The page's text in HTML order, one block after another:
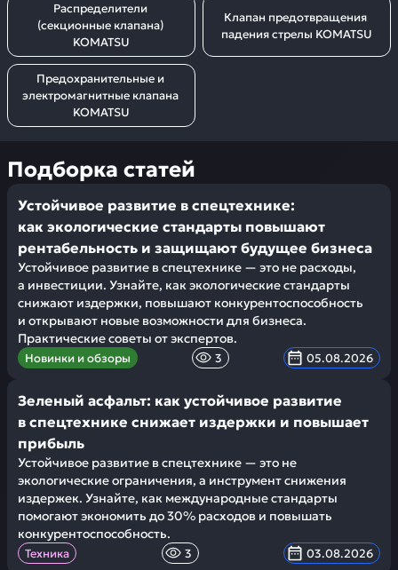
Распределители
(секционные клапана)
KOMATSU
Клапан предотвращения
падения стрелы KOMATSU
Предохранительные и
электромагнитные клапана
KOMATSU
Подборка статей
Устойчивое развитие в спецтехнике:
как экологические стандарты повышают
рентабельность и защищают будущее бизнеса
Устойчивое развитие в спецтехнике — это не расходы,
а инвестиции. Узнайте, как экологические стандарты
снижают издержки, повышают конкурентоспособность
и открывают новые возможности для бизнеса.
Практические советы от экспертов.
Новинки и обзоры 3 05.08.2026
Зеленый асфальт: как устойчивое развитие
в спецтехнике снижает издержки и повышает
прибыль
Устойчивое развитие в спецтехнике — это не
экологические ограничения, а инструмент снижения
издержек. Узнайте, как международные стандарты
помогают экономить до 30% расходов и повышать
конкурентоспособность.
Техника 3 03.08.2026